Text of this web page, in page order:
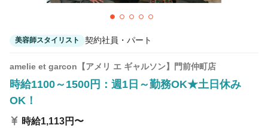
美容師スタイリスト 契約社員・パート
amelie et garcon【アメリ エ ギャルソン】門前仲町店
時給1100～1500円：週1日～勤務OK★土日休み
OK！
時給1,113円〜